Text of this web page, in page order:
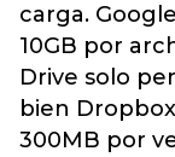
carga.
10GB por
Drive solo
bien
300MB por